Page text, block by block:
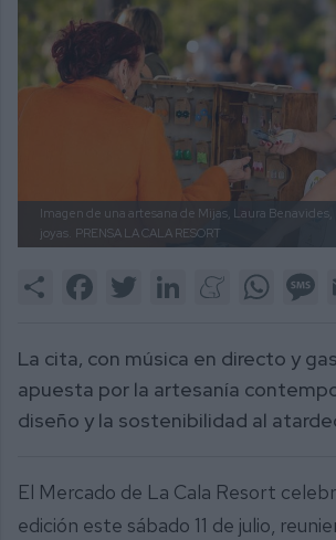
Imagen de una artesana de Mijas, Laura
joyas. PRENSA LA CALA RESORT
Share FacebookTwitter LinkedInMeneame
La cita, con música en directo y
apuesta por la artesanía
diseño y la sostenibilidad al
El Mercado de La Cala Resort
edición este sábado 11 de julio,